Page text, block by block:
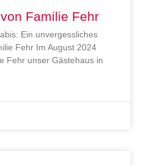
Familie Fehr
Ein unvergessliches
Fehr Im August 2024
Fehr unser Gästehaus in